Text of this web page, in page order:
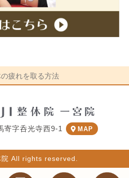
疲れを取る方法
寄字呑光寺西9-1 MAP
All rights reserved.